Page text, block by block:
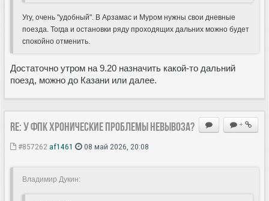
Угу, очень "удобный". В Арзамас и Муром нужны свои дневные
поезда. Тогда и остановки ряду проходящих дальних можно будет
спокойно отменить.
Достаточно утром на 9.20 назначить какой-то дальний
поезд, можно до Казани или далее.
+
Re: У ФПК хронические проблемы невывоза?
#857262 af1461 08 май 2026, 20:08
Владимир Дукин: